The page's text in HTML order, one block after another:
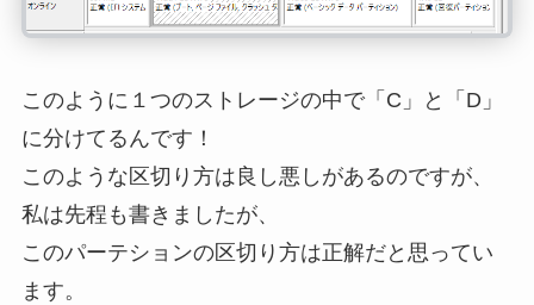
このように１つのストレージの中で「C」と「D」
に分けてるんです！
このような区切り方は良し悪しがあるのですが、
私は先程も書きましたが、
このパーテションの区切り方は正解だと思ってい
ます。